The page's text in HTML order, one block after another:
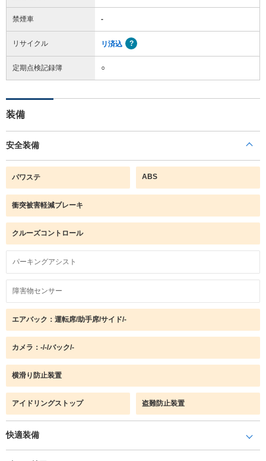
禁煙車 -
リサイクル リ済込
定期点検記録簿 ○
装備
安全装備
パワステ ABS
衝突被害軽減ブレーキ
クルーズコントロール
パーキングアシスト
障害物センサー
エアバック：運転席/助手席/サイド/-
カメラ：-/-/バック/-
横滑り防止装置
アイドリングストップ 盗難防止装置
快適装備